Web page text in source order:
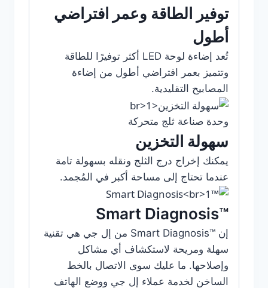
توفير الطاقة وعمر افتراضي
أطول
تُعد إضاءة لوحة LED أكثر توفيرًا للطاقة
وتتميز بعمر افتراضي أطول من إضاءة
المصابيح التقليدية.
وحدة صناعة ثلج متحركة
سهولة التخزين
يمكنك إخراج درج الثلج ونقله بسهولة تامة
عندما تحتاج إلى مساحة أكبر في المُجمد.
™Smart Diagnosis
إن ™Smart Diagnosis‎ من إل جي هي تقنية
سهلة ومريحة لاستكشاف أي مشاكل
وإصلاحها. ما عليك سوى الاتصال بالخط
الساخن لخدمة عملاء إل جي ووضع الهاتف